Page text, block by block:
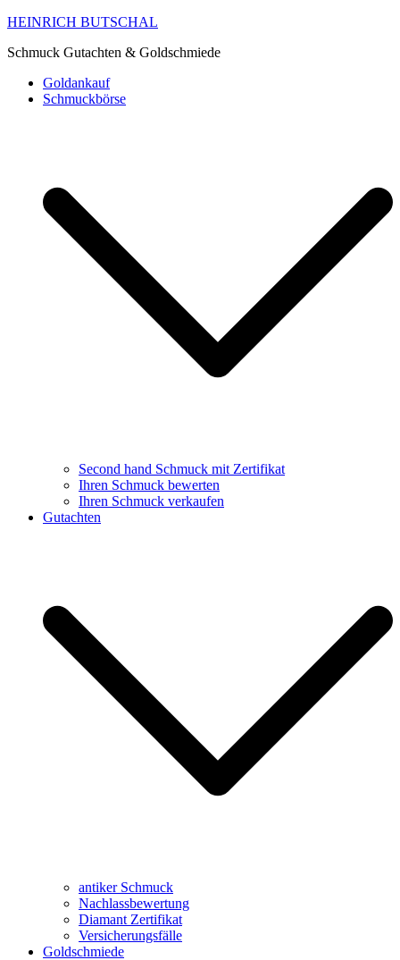
HEINRICH BUTSCHAL
Schmuck Gutachten & Goldschmiede
Goldankauf
Schmuckbörse
Second hand Schmuck mit Zertifikat
Ihren Schmuck bewerten
Ihren Schmuck verkaufen
Gutachten
antiker Schmuck
Nachlassbewertung
Diamant Zertifikat
Versicherungsfälle
Goldschmiede